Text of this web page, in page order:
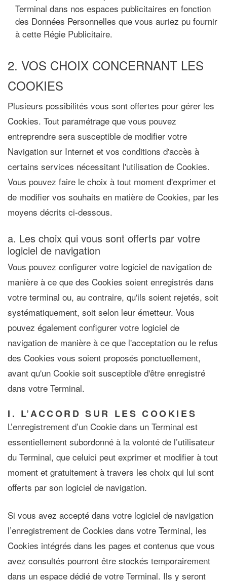
Terminal dans nos espaces publicitaires en fonction
des Données Personnelles que vous auriez pu fournir
à cette Régie Publicitaire.
2. VOS CHOIX CONCERNANT LES
COOKIES
Plusieurs possibilités vous sont offertes pour gérer les
Cookies. Tout paramétrage que vous pouvez
entreprendre sera susceptible de modifier votre
Navigation sur Internet et vos conditions d'accès à
certains services nécessitant l'utilisation de Cookies.
Vous pouvez faire le choix à tout moment d'exprimer et
de modifier vos souhaits en matière de Cookies, par les
moyens décrits ci-dessous.
a. Les choix qui vous sont offerts par votre
logiciel de navigation
Vous pouvez configurer votre logiciel de navigation de
manière à ce que des Cookies soient enregistrés dans
votre terminal ou, au contraire, qu'ils soient rejetés, soit
systématiquement, soit selon leur émetteur. Vous
pouvez également configurer votre logiciel de
navigation de manière à ce que l'acceptation ou le refus
des Cookies vous soient proposés ponctuellement,
avant qu'un Cookie soit susceptible d'être enregistré
dans votre Terminal.
I. L’ACCORD SUR LES COOKIES
L’enregistrement d’un Cookie dans un Terminal est
essentiellement subordonné à la volonté de l’utilisateur
du Terminal, que celuici peut exprimer et modifier à tout
moment et gratuitement à travers les choix qui lui sont
offerts par son logiciel de navigation.
Si vous avez accepté dans votre logiciel de navigation
l’enregistrement de Cookies dans votre Terminal, les
Cookies intégrés dans les pages et contenus que vous
avez consultés pourront être stockés temporairement
dans un espace dédié de votre Terminal. Ils y seront